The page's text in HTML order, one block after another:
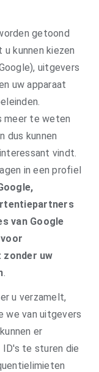
getoond
kunnen kiezen
uitgevers
uw apparaat
meer te weten
dus kunnen
vindt.
in een profiel
van Google
zonder uw
.
u verzamelt,
we van uitgevers
er
ID's te sturen die